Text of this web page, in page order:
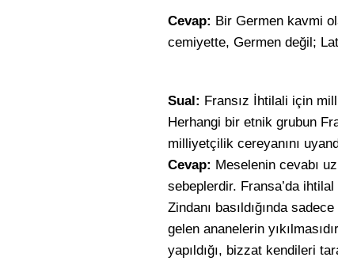
Cevap: Bir Germen kavmi
cemiyette, Germen değil;
Sual: Fransız İhtilali için
Herhangi bir etnik grubun
milliyetçilik cereyanını
Cevap: Meselenin cevabı
sebeplerdir. Fransa’da
Zindanı basıldığında
gelen ananelerin
yapıldığı, bizzat kendileri